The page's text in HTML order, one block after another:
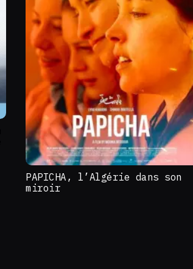
PAPICHA, l’Algérie dans son
miroir